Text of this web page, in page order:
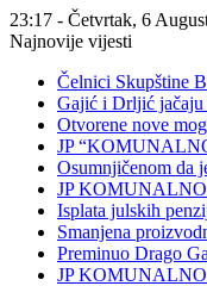
23:17 - Četvrtak, 6
Najnovije vijesti
Čelnici Skupštine
Gajić i Drljić jačaju
Otvorene nove
JP
Osumnjičenom da
JP
Isplata julskih
Smanjena
Preminuo Drago
JP KOMUNALNO